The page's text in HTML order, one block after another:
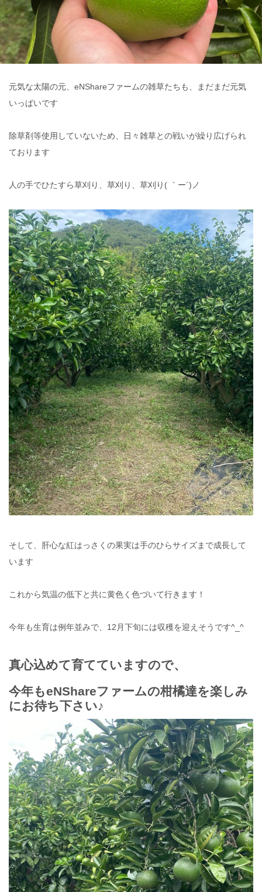
元気な太陽の元、eNShareファームの雑草たちも、まだまだ元気
いっぱいです
除草剤等使用していないため、日々雑草との戦いが繰り広げられ
ております
人の手でひたすら草刈り、草刈り、草刈り( ｀ー´)ノ
そして、肝心な紅はっさくの果実は手のひらサイズまで成長して
います
これから気温の低下と共に黄色く色づいて行きます！
今年も生育は例年並みで、12月下旬には収穫を迎えそうです^_^
真心込めて育てていますので、
今年もeNShareファームの柑橘達を楽しみ
にお待ち下さい♪